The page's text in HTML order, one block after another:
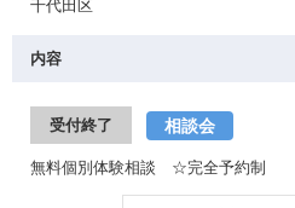
千代田区
内容
受付終了 相談会
無料個別体験相談 ☆完全予約制